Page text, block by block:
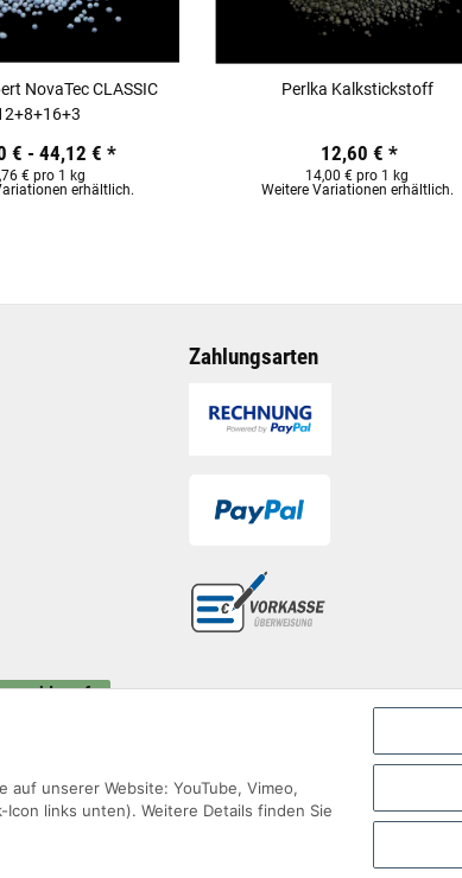
NovaTec CLASSIC
€ - 44,12 € *
€ pro 1 kg
erhältlich.
Perlka Kalkstickstoff
12,60 €*
14,00 € pro 1 kg
Weitere Variationen erhältlich.
Zahlungsarten
widerrufen
auf unserer Website: YouTube, Vimeo,
links unten). Weitere Details finden Sie